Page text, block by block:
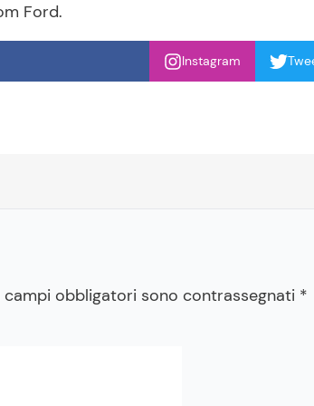
Ford.
Instagram
campi obbligatori sono contrassegnati *